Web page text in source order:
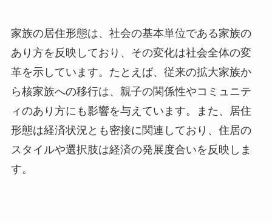
家族の居住形態は、社会の基本単位である家族の
あり方を反映しており、その変化は社会全体の変
革を示しています。たとえば、従来の拡大家族か
ら核家族への移行は、親子の関係性やコミュニテ
ィのあり方にも影響を与えています。また、居住
形態は経済状況とも密接に関連しており、住居の
スタイルや選択肢は経済の発展度合いを反映しま
す。